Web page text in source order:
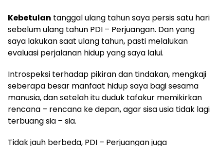
Kebetulan tanggal ulang tahun saya persis satu hari
sebelum ulang tahun PDI – Perjuangan. Dan yang
saya lakukan saat ulang tahun, pasti melalukan
evaluasi perjalanan hidup yang saya lalui.
Introspeksi terhadap pikiran dan tindakan, mengkaji
seberapa besar manfaat hidup saya bagi sesama
manusia, dan setelah itu duduk tafakur memikirkan
rencana – rencana ke depan, agar sisa usia tidak lagi
terbuang sia – sia.
Tidak jauh berbeda, PDI – Perjuangan juga